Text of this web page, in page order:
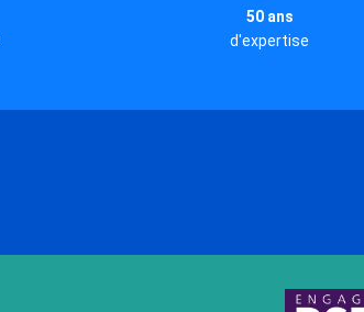
50 ans
d'expertise